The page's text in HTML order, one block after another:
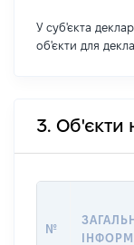
У суб'єкта
об'єкти для
3. Об'єкти
№